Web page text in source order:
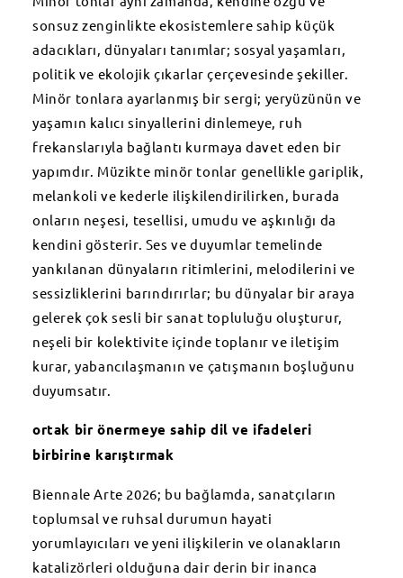
sonsuz zenginlikte ekosistemlere sahip küçük
adacıkları, dünyaları tanımlar; sosyal yaşamları,
politik ve ekolojik çıkarlar çerçevesinde şekiller.
Minör tonlara ayarlanmış bir sergi; yeryüzünün ve
yaşamın kalıcı sinyallerini dinlemeye, ruh
frekanslarıyla bağlantı kurmaya davet eden bir
yapımdır. Müzikte minör tonlar genellikle gariplik,
melankoli ve kederle ilişkilendirilirken, burada
onların neşesi, tesellisi, umudu ve aşkınlığı da
kendini gösterir. Ses ve duyumlar temelinde
yankılanan dünyaların ritimlerini, melodilerini ve
sessizliklerini barındırırlar; bu dünyalar bir araya
gelerek çok sesli bir sanat topluluğu oluşturur,
neşeli bir kolektivite içinde toplanır ve iletişim
kurar, yabancılaşmanın ve çatışmanın boşluğunu
duyumsatır.
ortak bir önermeye sahip dil ve ifadeleri
birbirine karıştırmak
Biennale Arte 2026; bu bağlamda, sanatçıların
toplumsal ve ruhsal durumun hayati
yorumlayıcıları ve yeni ilişkilerin ve olanakların
katalizörleri olduğuna dair derin bir inanca